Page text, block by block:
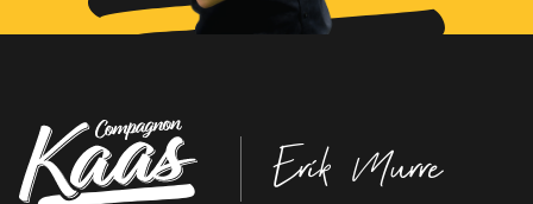
Erik Murre